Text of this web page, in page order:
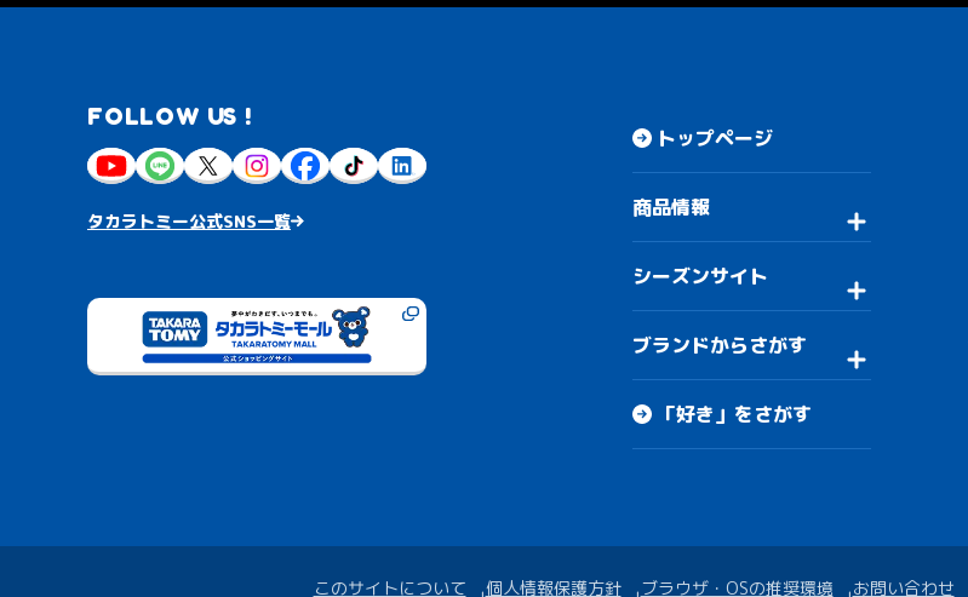
FOLLOW US !
タカラトミー公式SNS一覧
トップページ
商品情報
シーズンサイト
ブランドからさがす
「好き」をさがす
このサイトについて 個人情報保護方針 ブラウザ・OSの推奨環境 お問い合わせ